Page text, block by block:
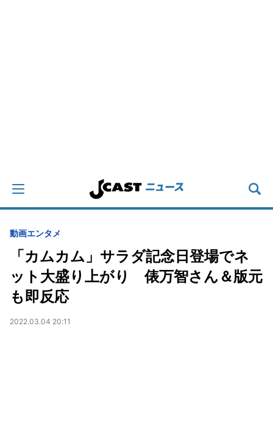
動画エンタメ
「カムカム」サラダ記念日登場でネ
ット大盛り上がり 俵万智さん＆版元
も即反応
2022.03.04 20:11